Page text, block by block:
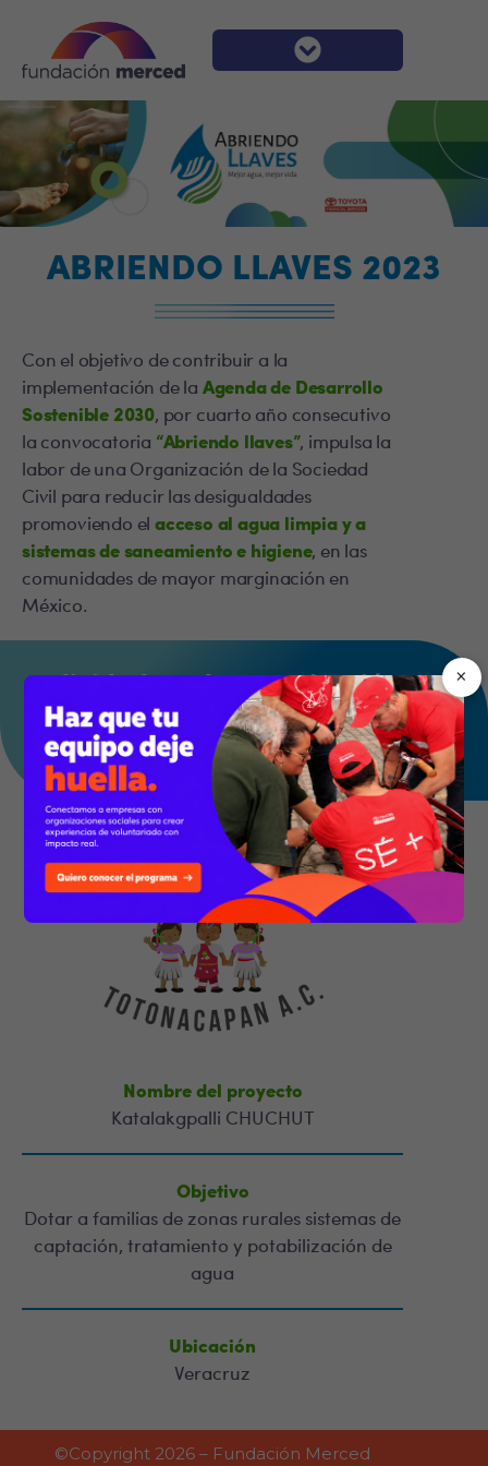
×
ABRIENDO LLAVES 2023
Con el objetivo de contribuir a la
implementación de la Agenda de Desarrollo
Sostenible 2030, por cuarto año consecutivo
la convocatoria “Abriendo llaves”, impulsa la
labor de una Organización de la Sociedad
Civil para reducir las desigualdades
promoviendo elacceso al agua limpia y a
sistemas de saneamiento e higiene, en las
comunidades de mayor marginación en
México.
¡Felicidades a la organización
seleccionada
de la convocatoria 2023!
Nombre del proyecto
Katalakgpalli CHUCHUT
Objetivo
Dotar a familias de zonas rurales sistemas de
captación, tratamiento y potabilización de
agua
Ubicación
Veracruz
©Copyright 2026 – Fundación Merced